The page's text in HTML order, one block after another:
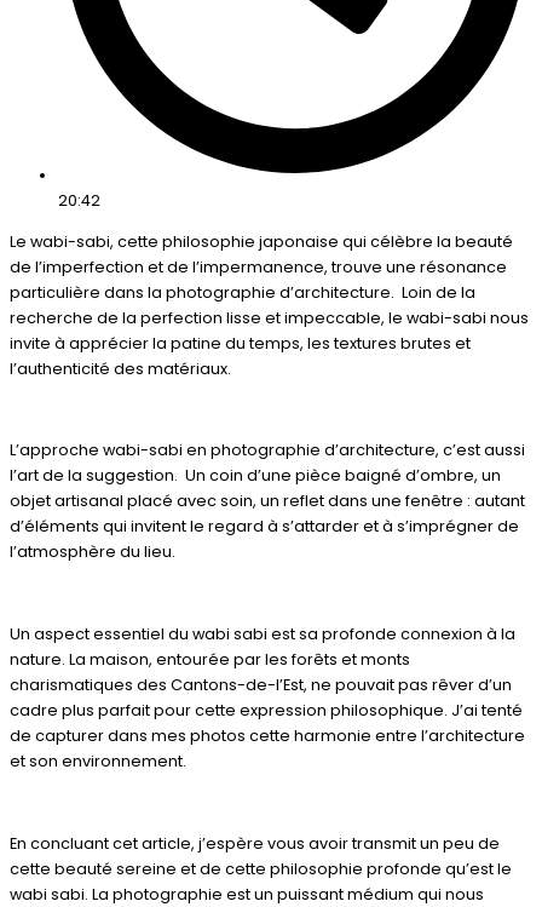
20:42
Le wabi-sabi, cette philosophie japonaise qui célèbre la beauté
de l’imperfection et de l’impermanence, trouve une résonance
particulière dans la photographie d’architecture. Loin de la
recherche de la perfection lisse et impeccable, le wabi-sabi nous
invite à apprécier la patine du temps, les textures brutes et
l’authenticité des matériaux.
L’approche wabi-sabi en photographie d’architecture, c’est aussi
l’art de la suggestion. Un coin d’une pièce baigné d’ombre, un
objet artisanal placé avec soin, un reflet dans une fenêtre : autant
d’éléments qui invitent le regard à s’attarder et à s’imprégner de
l’atmosphère du lieu.
Un aspect essentiel du wabi sabi est sa profonde connexion à la
nature. La maison, entourée par les forêts et monts
charismatiques des Cantons-de-l’Est, ne pouvait pas rêver d’un
cadre plus parfait pour cette expression philosophique. J’ai tenté
de capturer dans mes photos cette harmonie entre l’architecture
et son environnement.
En concluant cet article, j’espère vous avoir transmit un peu de
cette beauté sereine et de cette philosophie profonde qu’est le
wabi sabi. La photographie est un puissant médium qui nous